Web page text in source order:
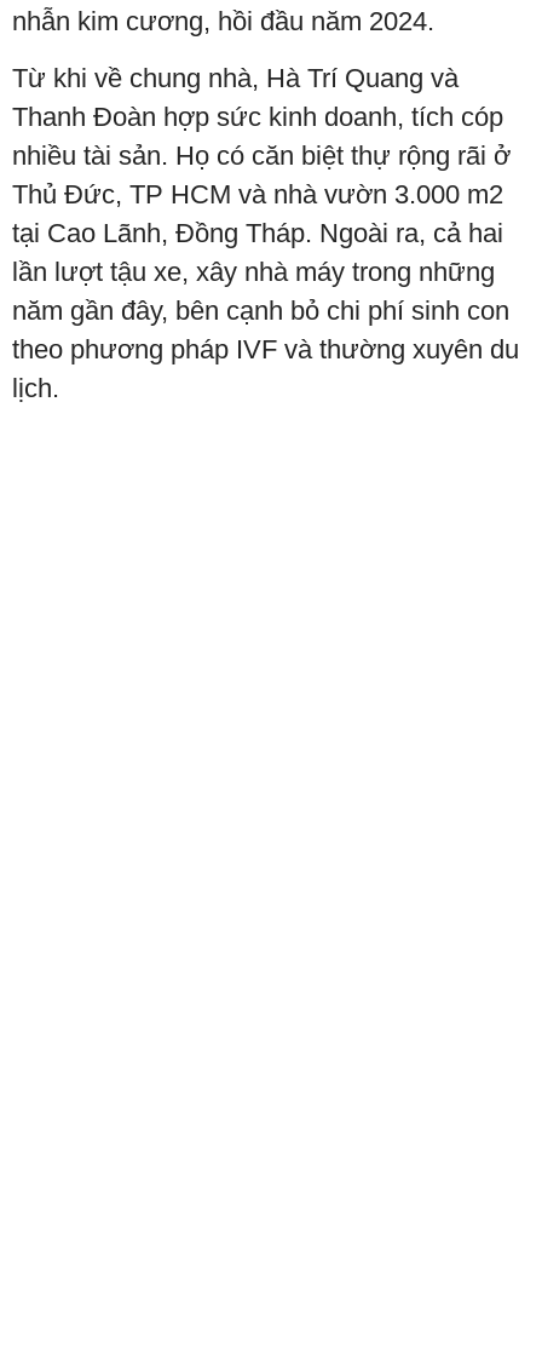
nhẫn kim cương, hồi đầu năm 2024.
Từ khi về chung nhà, Hà Trí Quang và
Thanh Đoàn hợp sức kinh doanh, tích cóp
nhiều tài sản. Họ có căn biệt thự rộng rãi ở
Thủ Đức, TP HCM và nhà vườn 3.000 m2
tại Cao Lãnh, Đồng Tháp. Ngoài ra, cả hai
lần lượt tậu xe, xây nhà máy trong những
năm gần đây, bên cạnh bỏ chi phí sinh con
theo phương pháp IVF và thường xuyên du
lịch.